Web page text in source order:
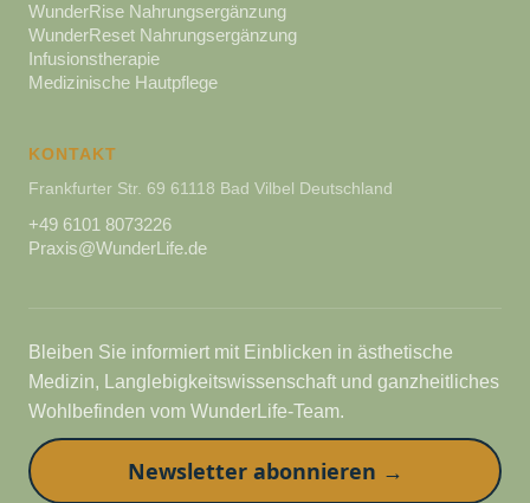
KONTAKT
Frankfurter Str. 69 61118 Bad Vilbel Deutschland
+49 6101 8073226
Praxis@WunderLife.de
WunderRise Nahrungsergänzung
WunderReset Nahrungsergänzung
Infusionstherapie
Medizinische Hautpflege
Bleiben Sie informiert mit Einblicken in ästhetische
Medizin, Langlebigkeitswissenschaft und ganzheitliches
Wohlbefinden vom WunderLife-Team.
Newsletter abonnieren →